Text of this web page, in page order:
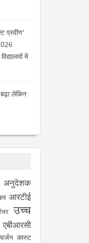
प्रवीण'
में
लेकिन
अनुदेशक
आरटीई
उच्च
एबीआरसी
कास्ट